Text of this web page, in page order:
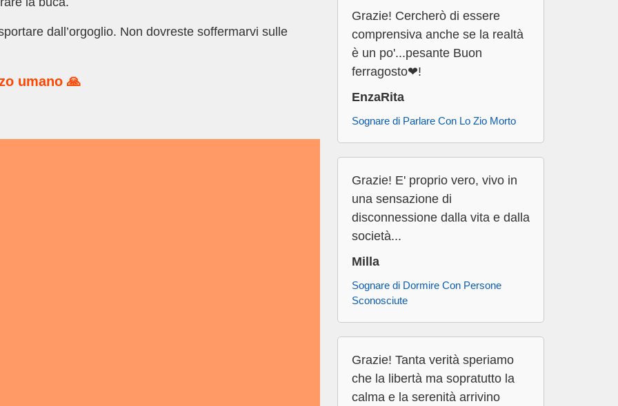
dall’orgoglio. Non dovreste soffermarvi sulle
umano 🙏
Grazie! Cercherò di essere
comprensiva anche se la realtà
è un po'...pesante Buon
ferragosto❤!
EnzaRita
Sognare di Parlare Con Lo Zio Morto
Grazie! E' proprio vero, vivo in
una sensazione di
disconnessione dalla vita e dalla
società...
Milla
Sognare di Dormire Con Persone
Sconosciute
Grazie! Tanta verità speriamo
che la libertà ma sopratutto la
calma e la serenità arrivino